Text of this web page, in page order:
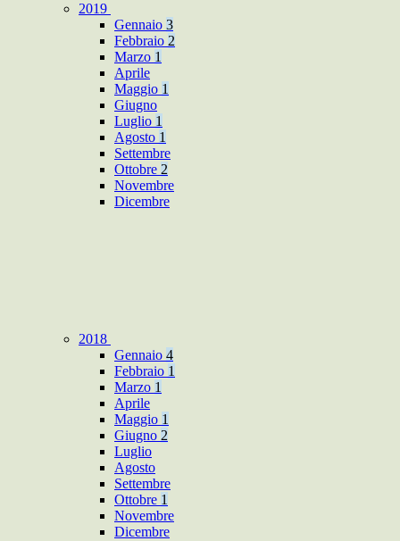
2019
Gennaio 3
Febbraio 2
Marzo 1
Aprile
Maggio 1
Giugno
Luglio 1
Agosto 1
Settembre
Ottobre 2
Novembre
Dicembre
2018
Gennaio 4
Febbraio 1
Marzo 1
Aprile
Maggio 1
Giugno 2
Luglio
Agosto
Settembre
Ottobre 1
Novembre
Dicembre